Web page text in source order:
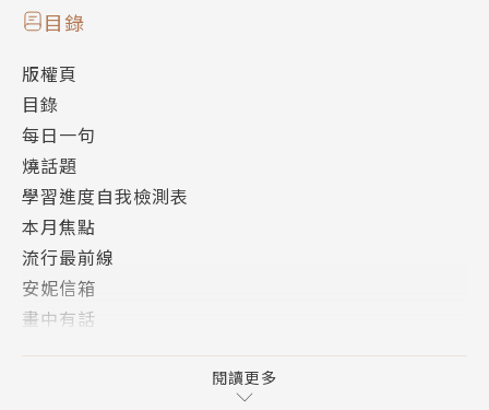
玩味生活：大人也要聽床邊故事
品格英語：認識自己的情緒
克漏字測驗：藏在名畫中的祕密
小地方大玩意：遊臺灣學英語系列 立川漁場
名人傳記：坂本龍一 觸動人心的音樂大師
ABC長知識：為什麼搔自己癢不會想笑？
聽說圖寫：海外遊學計畫
全民英檢初級閱讀模擬試題
本月之星：斑恩 真誠的音樂才子
目錄
版權頁
目錄
每日一句
燒話題
學習進度自我檢測表
本月焦點
流行最前線
安妮信箱
畫中有話
閱讀更多